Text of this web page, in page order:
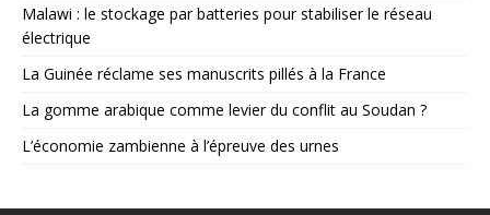
Malawi : le stockage par batteries pour stabiliser le réseau
électrique
La Guinée réclame ses manuscrits pillés à la France
La gomme arabique comme levier du conflit au Soudan ?
L’économie zambienne à l’épreuve des urnes